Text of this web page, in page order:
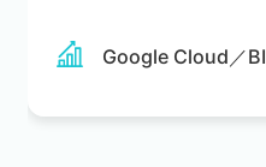
Google Cloud／BI